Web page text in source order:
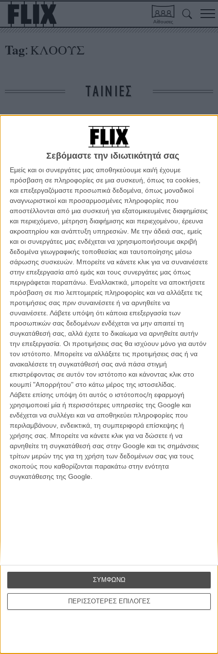
Σεβόμαστε την ιδιωτικότητά σας
Εμείς και οι συνεργάτες μας αποθηκεύουμε και/ή έχουμε
πρόσβαση σε πληροφορίες σε μια συσκευή, όπως τα cookies,
και επεξεργαζόμαστε προσωπικά δεδομένα, όπως μοναδικοί
αναγνωριστικοί και προσαρμοσμένες πληροφορίες που
αποστέλλονται από μια συσκευή για εξατομικευμένες διαφημίσεις
και περιεχόμενο, μέτρηση διαφήμισης και περιεχομένου, έρευνα
ακροατηρίου και ανάπτυξη υπηρεσιών. Με την άδειά σας, εμείς
και οι συνεργάτες μας ενδέχεται να χρησιμοποιήσουμε ακριβή
δεδομένα γεωγραφικής τοποθεσίας και ταυτοποίησης μέσω
σάρωσης συσκευών. Μπορείτε να κάνετε κλικ για να συναινέσετε
στην επεξεργασία από εμάς και τους συνεργάτες μας όπως
περιγράφεται παραπάνω. Εναλλακτικά, μπορείτε να αποκτήσετε
πρόσβαση σε πιο λεπτομερείς πληροφορίες και να αλλάξετε τις
προτιμήσεις σας πριν συναινέσετε ή να αρνηθείτε να
συναινέσετε. Λάβετε υπόψη ότι κάποια επεξεργασία των
προσωπικών σας δεδομένων ενδέχεται να μην απαιτεί τη
συγκατάθεσή σας, αλλά έχετε το δικαίωμα να αρνηθείτε αυτήν
την επεξεργασία. Οι προτιμήσεις σας θα ισχύουν μόνο για αυτόν
τον ιστότοπο. Μπορείτε να αλλάξετε τις προτιμήσεις σας ή να
ανακαλέσετε τη συγκατάθεσή σας ανά πάσα στιγμή
επιστρέφοντας σε αυτόν τον ιστότοπο και κάνοντας κλικ στο
κουμπί "Απορρήτου" στο κάτω μέρος της ιστοσελίδας.
Λάβετε επίσης υπόψη ότι αυτός ο ιστότοπος/η εφαρμογή
χρησιμοποιεί μία ή περισσότερες υπηρεσίες της Google και
ενδέχεται να συλλέγει και να αποθηκεύει πληροφορίες που
περιλαμβάνουν, ενδεικτικά, τη συμπεριφορά επίσκεψης ή
χρήσης σας. Μπορείτε να κάνετε κλικ για να δώσετε ή να
αρνηθείτε τη συγκατάθεσή σας στην Google και τις σημάνσεις
τρίτων μερών της για τη χρήση των δεδομένων σας για τους
σκοπούς που καθορίζονται παρακάτω στην ενότητα
συγκατάθεσης της Google.
ΠΕΡΙΣΣΟΤΕΡΕΣ ΕΠΙΛΟΓΕΣ
ΣΥΜΦΩΝΩ
Αίθουσες
Tag: ΚΛΟΟΥΣ
ΤΑΙΝΙΕΣ
Δε βρέθηκαν σχετικές κριτικές ταινιών.
ΑΡΘΡΑ
O Αλεξάντερ Πέιν στον θαυμαστό κόσμο των κόμικς!
ΝΕΑ /26 ΟΚΤ 2011/ Μανώλης Κρανάκης
Βιμ Βέντερς
Συνέντευξη
Η επιτυχία είναι υπερτιμημένη. Δεν σε κάνει
καλύτερο, δεν σε πάει πουθενά η επιτυχία. Είναι
απλώς ένα ωραίο, ανεβαστικό, επιφανειακό
συναίσθημα.»
CONNECT
Εγγράψου στο εβδομαδιαίο newsletter μας.
ΕΓΓΡΑΦΗ
Θέλω να λαμβάνω τα newsletter σας.